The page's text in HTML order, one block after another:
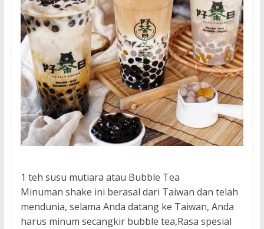
1 teh susu mutiara atau Bubble Tea
Minuman shake ini berasal dari Taiwan dan telah
mendunia, selama Anda datang ke Taiwan, Anda
harus minum secangkir bubble tea,Rasa spesial